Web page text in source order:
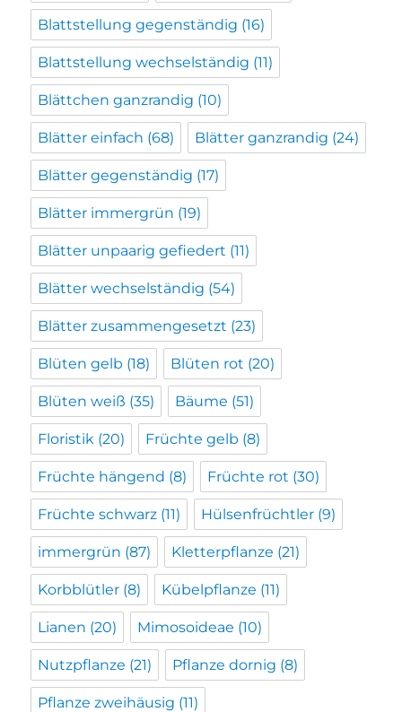
Blattstellung gegenständig (16)
Blattstellung wechselständig (11)
Blättchen ganzrandig (10)
Blätter einfach (68) Blätter ganzrandig (24)
Blätter gegenständig (17)
Blätter immergrün (19)
Blätter unpaarig gefiedert (11)
Blätter wechselständig (54)
Blätter zusammengesetzt (23)
Blüten gelb (18) Blüten rot (20)
Blüten weiß (35) Bäume (51)
Floristik (20) Früchte gelb (8)
Früchte hängend (8) Früchte rot (30)
Früchte schwarz (11) Hülsenfrüchtler (9)
immergrün (87) Kletterpflanze (21)
Korbblütler (8) Kübelpflanze (11)
Lianen (20) Mimosoideae (10)
Nutzpflanze (21) Pflanze dornig (8)
Pflanze zweihäusig (11)